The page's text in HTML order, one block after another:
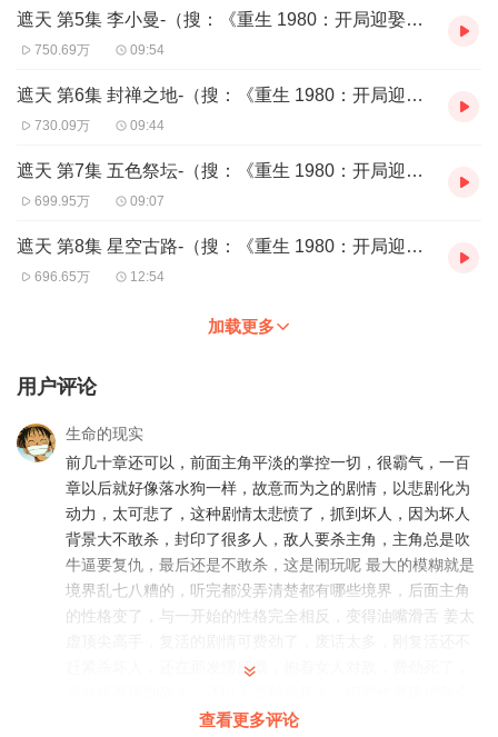
头陀渊，喜马拉雅知名主播，演绎风格多变，独特的播讲风格，带
您深入故事，体会身临其境之感。代表作《圣墟》《最强弃少》
小桃红，主播代表作《嫡女风华》配音代表作《一念永恒》《圣
CAST
小桃红
1、本作品为付费有声书，前100集为免费试听，购买成功后，即可
2、版权归原作者所有，严禁翻录成任何形式，严禁在任何第三方平
3、如在充值／购买环节遇到问题，您可通过页面右上方按钮，将页
面分享至微信内使用微信支付完成购买。
4、在购买过程中，如果您有任何问题，可以按以下步骤咨询在线客
第一步：您可在喜马拉雅APP【账号】-【帮助与反馈】”中咨询在线
第二步：如果您无法联系上APP内在线客服，可关注【喜马拉雅付
费精品】公众号，通过下方菜单栏里咨询在线客服
第三步：如果在线客服都未取得联系，也可拨打客服电话：400-
遮天 第5集 李小曼-（搜：《重生 1980：开局迎娶姐姐闺蜜》）
750.69万 09:54
遮天 第6集 封禅之地-（搜：《重生 1980：开局迎娶姐姐闺蜜》）
730.09万 09:44
遮天 第7集 五色祭坛-（搜：《重生 1980：开局迎娶姐姐闺蜜》）
699.95万 09:07
遮天 第8集 星空古路-（搜：《重生 1980：开局迎娶姐姐闺蜜》）
696.65万 12:54
加载更多
用户评论
生命的现实
前几十章还可以，前面主角平淡的掌控一切，很霸气，一百
章以后就好像落水狗一样，故意而为之的剧情，以悲剧化为
动力，太可悲了，这种剧情太悲愤了，抓到坏人，因为坏人
背景大不敢杀，封印了很多人，敌人要杀主角，主角总是吹
牛逼要复仇，最后还是不敢杀，这是闹玩呢 最大的模糊就是
境界乱七八糟的，听完都没弄清楚都有哪些境界，后面主角
的性格变了，与一开始的性格完全相反，变得油嘴滑舌 姜太
赶紧杀坏人，还在那发愣感慨，抱着女人对敌，费劲死了，
人吹嘘了半天，甚至还以为打不过敌人了，类似剧情重复的
查看更多评论